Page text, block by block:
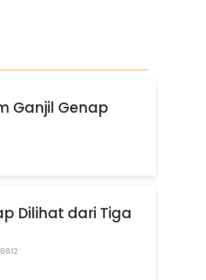
Ganjil Genap
Dilihat dari Tiga